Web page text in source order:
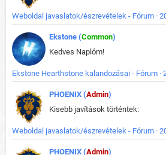
Weboldal javaslatok/észrevételek - Fórum ·
Ekstone (Common)
Kedves Naplóm!
Ekstone Hearthstone kalandozásai - Fórum ·
PHOENIX (Admin)
Kisebb javítások történtek:
Weboldal javaslatok/észrevételek - Fórum ·
PHOENIX (Admin)